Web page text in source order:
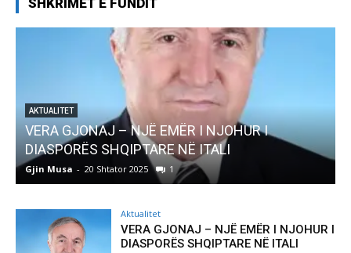
SHKRIMET E FUNDIT
I
AKTUALITET
Pregaditi Gjin Musa-Rome- Shtator
Gjin Musa - 8 Shtator 2025
Aktualitet
VERA GJONAJ – NJË EMËR I NJOHUR I
DIASPORËS SHQIPTARE NË ITALI